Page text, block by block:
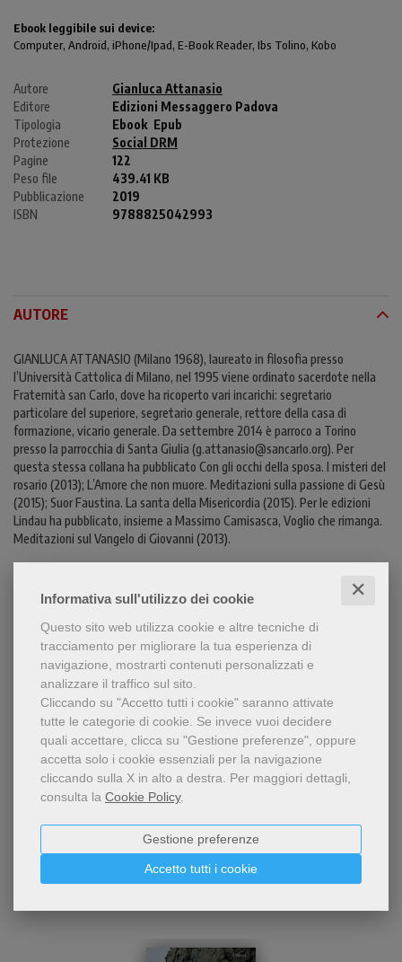
Informativa sull'utilizzo dei cookie ✕
Questo sito web utilizza cookie e altre tecniche di
tracciamento per migliorare la tua esperienza di
navigazione, mostrarti contenuti personalizzati e
analizzare il traffico sul sito.
Cliccando su "Accetto tutti i cookie" saranno attivate
tutte le categorie di cookie. Se invece vuoi decidere
quali accettare, clicca su "Gestione preferenze", oppure
accetta solo i cookie essenziali per la navigazione
cliccando sulla X in alto a destra. Per maggiori dettagli,
consulta la Cookie Policy.
Accetto tutti i cookie
Gestione preferenze
Ebook leggibile sui device:
Computer, Android, iPhone/Ipad, E-Book Reader, Ibs Tolino, Kobo
Autore
Gianluca Attanasio
Editore
Edizioni Messaggero Padova
Tipologia
Ebook Epub
Protezione
Social DRM
Pagine
122
Peso file
439.41 KB
Pubblicazione
2019
ISBN
9788825042993
AUTORE
GIANLUCA ATTANASIO (Milano 1968), laureato in filosofia presso
l’Università Cattolica di Milano, nel 1995 viene ordinato sacerdote nella
Fraternità san Carlo, dove ha ricoperto vari incarichi: segretario
particolare del superiore, segretario generale, rettore della casa di
formazione, vicario generale. Da settembre 2014 è parroco a Torino
presso la parrocchia di Santa Giulia (g.attanasio@sancarlo.org). Per
questa stessa collana ha pubblicato Con gli occhi della sposa. I misteri del
rosario (2013); L’Amore che non muore. Meditazioni sulla passione di Gesù
(2015); Suor Faustina. La santa della Misericordia (2015). Per le edizioni
Lindau ha pubblicato, insieme a Massimo Camisasca, Voglio che rimanga.
Meditazioni sul Vangelo di Giovanni (2013).
SFOGLIALIBRO
Condividi
Dello stesso autore